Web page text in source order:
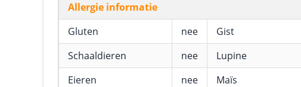
Allergie informatie
Gluten
nee Gist
Schaaldieren
nee Lupine
Eieren
nee Maïs